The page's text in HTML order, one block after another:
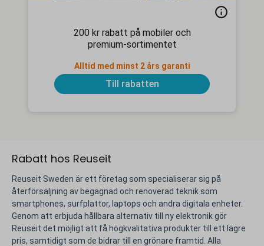
200 kr rabatt på mobiler och
premium-sortimentet
Alltid med minst 2 års garanti
Till rabatten
Rabatt hos Reuseit
Reuseit Sweden är ett företag som specialiserar sig på
återförsäljning av begagnad och renoverad teknik som
smartphones, surfplattor, laptops och andra digitala enheter.
Genom att erbjuda hållbara alternativ till ny elektronik gör
Reuseit det möjligt att få högkvalitativa produkter till ett lägre
pris, samtidigt som de bidrar till en grönare framtid. Alla